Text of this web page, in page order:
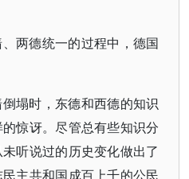
两德统一的过程中，德国
塌时，东德和西德的知识
惊讶。尽管总有些知识分
听说过的历史变化做出了
主共和国成百上千的公民